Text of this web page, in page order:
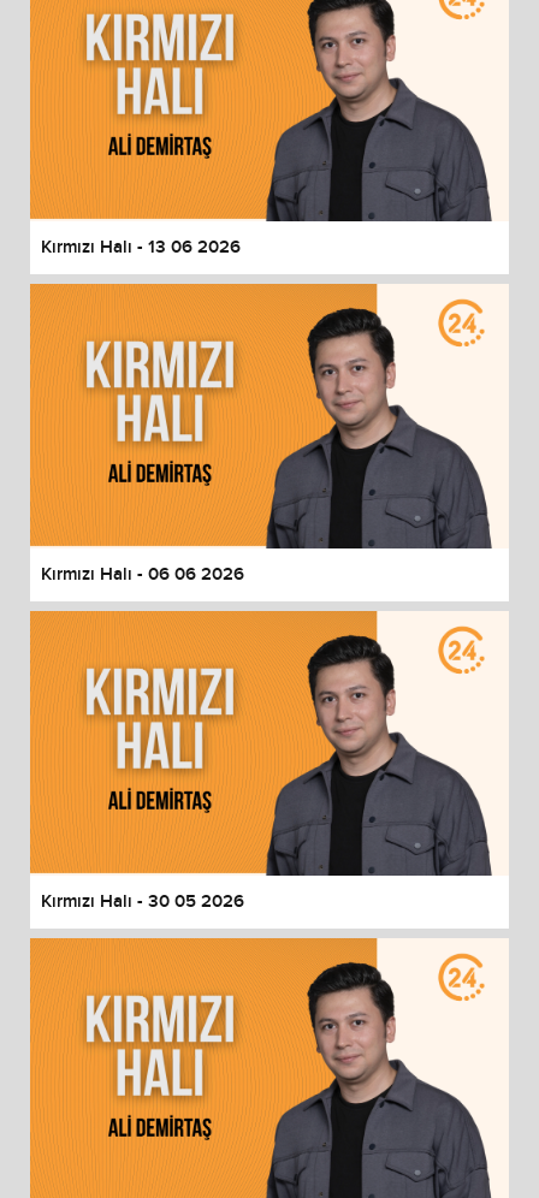
Kırmızı Halı - 13 06 2026
Kırmızı Halı - 06 06 2026
Kırmızı Halı - 30 05 2026